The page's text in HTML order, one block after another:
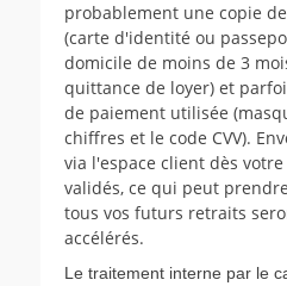
probablement une copie
(carte d'identité ou
domicile de moins de 3
quittance de loyer) et
de paiement utilisée
chiffres et le code CVV).
via l'espace client dès
validés, ce qui peut
tous vos futurs retraits
accélérés.
Le traitement interne par le